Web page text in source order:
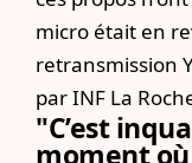
micro était en
retransmission
par INF La
"C’est
moment